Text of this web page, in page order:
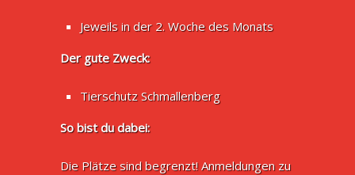
Jeweils in der 2. Woche des Monats
Der gute Zweck:
Tierschutz Schmallenberg
So bist du dabei:
Die Plätze sind begrenzt! Anmeldungen zu